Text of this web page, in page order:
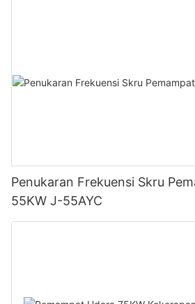
berharap dapat membantu anda dalam
Penukaran Frekuensi Skru
55KW J-55AYC